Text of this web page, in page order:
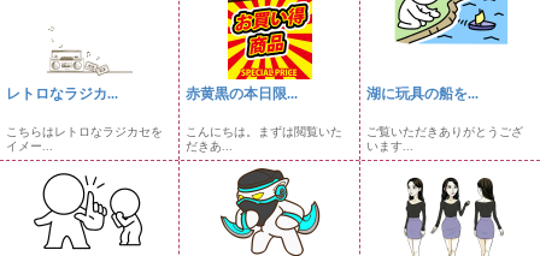
レトロなラジカ...
こちらはレトロなラジカセを
イメー...
赤黄黒の本日限...
こんにちは。まずは閲覧いた
だきあ...
湖に玩具の船を...
ご覧いただきありがとうござ
います...